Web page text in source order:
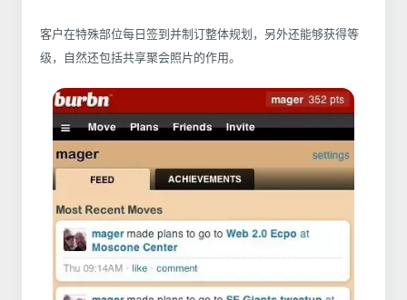
客户在特殊部位每日签到并制订整体规划，另外还能够获得等
级，自然还包括共享聚会照片的作用。